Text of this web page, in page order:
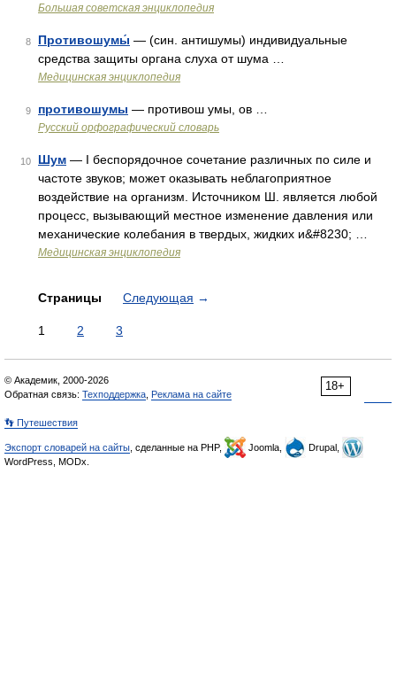
Большая советская энциклопедия
8 Противошумы́ — (син. антишумы) индивидуальные
средства защиты органа слуха от шума …
Медицинская энциклопедия
9 противошумы — противош умы, ов …
Русский орфографический словарь
10 Шум — I беспорядочное сочетание различных по силе и
частоте звуков; может оказывать неблагоприятное
воздействие на организм. Источником Ш. является любой
процесс, вызывающий местное изменение давления или
механические колебания в твердых, жидких и&#8230; …
Медицинская энциклопедия
Страницы Следующая →
1 2 3
18+
© Академик, 2000-2026
Обратная связь: Техподдержка Реклама на сайте
👣 Путешествия
Экспорт словарей на сайты , сделанные на PHP, Joomla,
Drupal,
WordPress, MODx.